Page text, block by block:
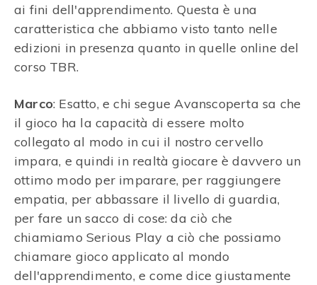
ai fini dell'apprendimento. Questa è una
caratteristica che abbiamo visto tanto nelle
edizioni in presenza quanto in quelle online del
corso TBR.
Marco: Esatto, e chi segue Avanscoperta sa che
il gioco ha la capacità di essere molto
collegato al modo in cui il nostro cervello
impara, e quindi in realtà giocare è davvero un
ottimo modo per imparare, per raggiungere
empatia, per abbassare il livello di guardia,
per fare un sacco di cose: da ciò che
chiamiamo Serious Play a ciò che possiamo
chiamare gioco applicato al mondo
dell'apprendimento, e come dice giustamente